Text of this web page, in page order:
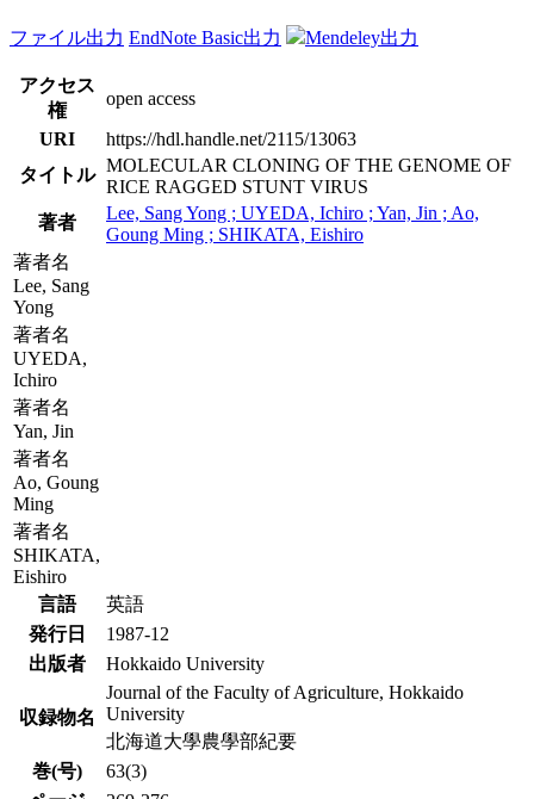
ファイル出力 EndNote Basic出力 Mendeley出力
アクセス
権
open access
URI
https://hdl.handle.net/2115/13063
タイトル MOLECULAR CLONING OF THE GENOME OF
RICE RAGGED STUNT VIRUS
著者
Lee, Sang Yong ; UYEDA, Ichiro ; Yan, Jin ; Ao,
Goung Ming ; SHIKATA, Eishiro
著者名
Lee, Sang
Yong
著者名
UYEDA,
Ichiro
著者名
Yan, Jin
著者名
Ao, Goung
Ming
著者名
SHIKATA,
Eishiro
言語
英語
発行日
1987-12
出版者
Hokkaido University
収録物名
Journal of the Faculty of Agriculture, Hokkaido
University
北海道大學農學部紀要
巻(号)
63(3)